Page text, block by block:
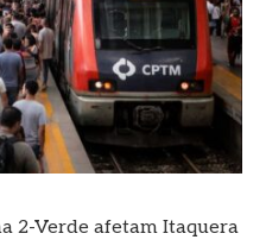
2-Verde afetam Itaquera